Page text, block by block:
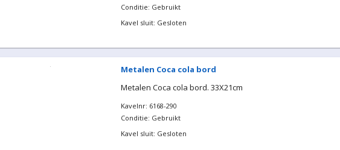
Conditie: Gebruikt
Kavel sluit: Gesloten
Metalen Coca cola bord
Metalen Coca cola bord. 33X21cm
Kavelnr: 6168-290
Conditie: Gebruikt
Kavel sluit: Gesloten